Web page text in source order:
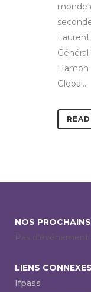
monde
Hamon
Global...
NOS
Pas
LIENS CONNEXES
Ifpass